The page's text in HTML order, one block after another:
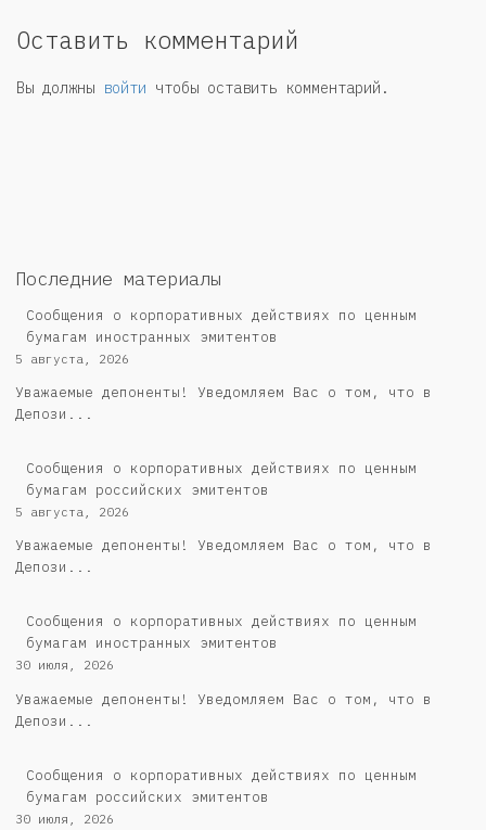
Оставить комментарий
Вы должны войти чтобы оставить комментарий.
Последние материалы
Сообщения о корпоративных действиях по ценным
бумагам иностранных эмитентов
5 августа, 2026
Уважаемые депоненты! Уведомляем Вас о том, что в
Депози...
Cообщения о корпоративных действиях по ценным
бумагам российских эмитентов
5 августа, 2026
Уважаемые депоненты! Уведомляем Вас о том, что в
Депози...
Сообщения о корпоративных действиях по ценным
бумагам иностранных эмитентов
30 июля, 2026
Уважаемые депоненты! Уведомляем Вас о том, что в
Депози...
Cообщения о корпоративных действиях по ценным
бумагам российских эмитентов
30 июля, 2026